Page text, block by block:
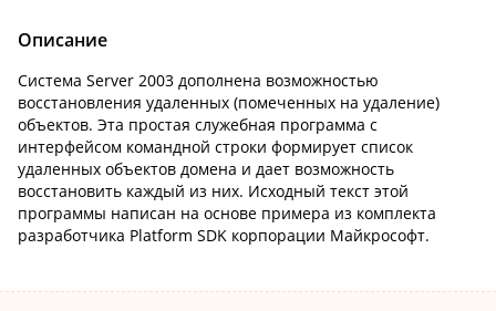
Описание
Система Server 2003 дополнена возможностью
восстановления удаленных (помеченных на удаление)
объектов. Эта простая служебная программа с
интерфейсом командной строки формирует список
удаленных объектов домена и дает возможность
восстановить каждый из них. Исходный текст этой
программы написан на основе примера из комплекта
разработчика Platform SDK корпорации Майкрософт.